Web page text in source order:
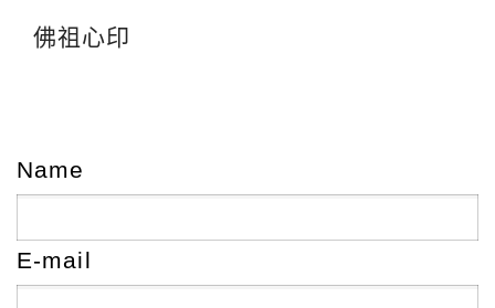
佛祖心印
Name
E-mail